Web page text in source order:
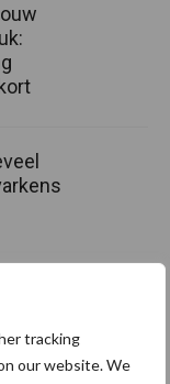
tracking
our website. We
stelt
vast: